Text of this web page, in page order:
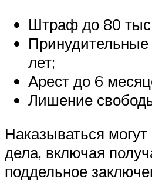
Штраф до 80
лет;
Арест до 6
Лишение
Наказываться
дела, включая
поддельное